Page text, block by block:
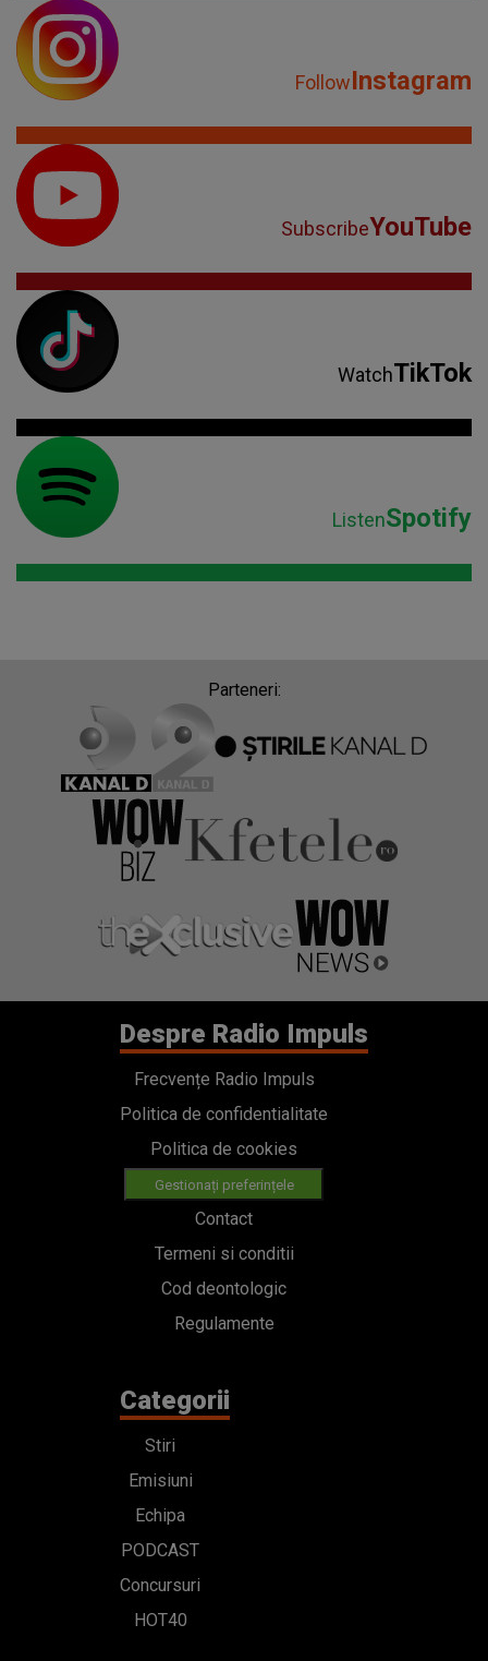
FollowInstagram
SubscribeYouTube
WatchTikTok
ListenSpotify
Parteneri:
Despre Radio Impuls
Frecvențe Radio Impuls
Politica de confidentialitate
Politica de cookies
Gestionați preferințele
Contact
Termeni si conditii
Cod deontologic
Regulamente
Categorii
Stiri
Emisiuni
Echipa
PODCAST
Concursuri
HOT40